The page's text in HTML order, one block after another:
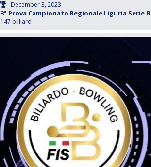
December 3, 2023
3° Prova Campionato Regionale Liguria Serie B
147 billiard